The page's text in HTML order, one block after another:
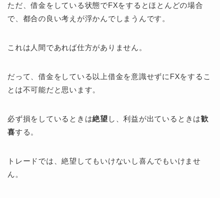
ただ、借金をしている状態でFXをするとほとんどの場合
で、都合の良い考えが浮かんでしまうんです。
これは人間であれば仕方がありません。
だって、借金をしている以上借金を意識せずにFXをするこ
とは不可能だと思います。
必ず損をしているときは絶望 し、利益が出ているときは歓
喜する。
トレードでは、絶望してもいけないし喜んでもいけませ
ん。